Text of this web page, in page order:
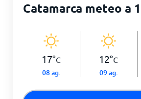
Catamarca meteo a
17°C
08 ag.
12°C
09 ag.